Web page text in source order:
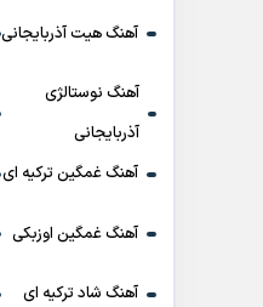
آهنگ هیت آذربایجانی
آهنگ نوستالژی
آذربایجانی
آهنگ غمگین ترکیه ای
آهنگ غمگین اوزبکی
آهنگ شاد ترکیه ای